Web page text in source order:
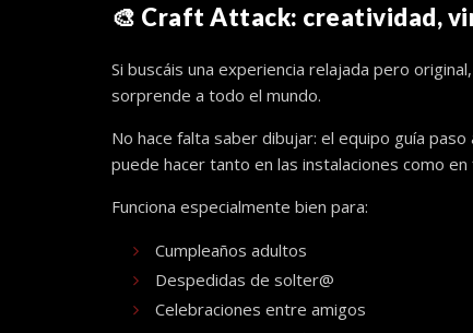
🎨 Craft Attack: creatividad,
Si buscáis una experiencia relajada pero original,
sorprende a todo el mundo.
No hace falta saber dibujar: el equipo guía
puede hacer tanto en las instalaciones como
Funciona especialmente bien para:
Cumpleaños adultos
Despedidas de solter@
Celebraciones entre amigos